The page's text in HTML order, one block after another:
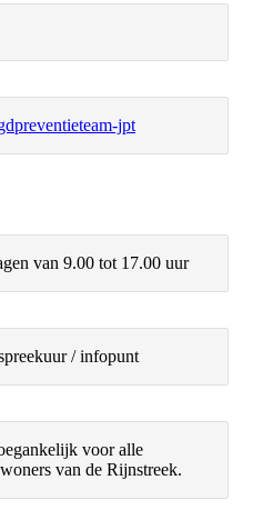
jpt
van 9.00 tot 17.00 uur
/ infopunt
voor alle
van de Rijnstreek.